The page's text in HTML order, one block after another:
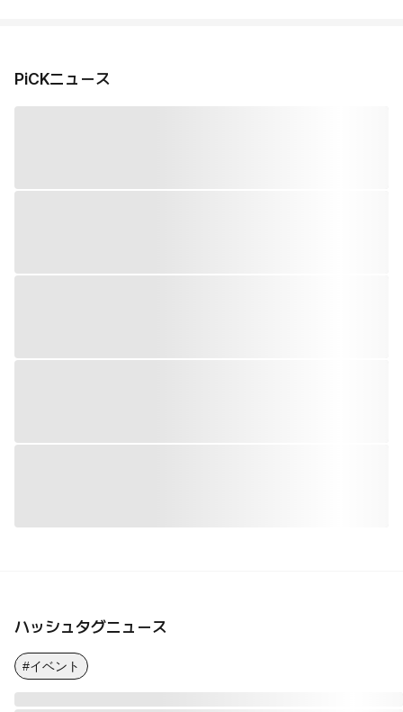
PiCKニュース
ハッシュタグニュース
#イベント